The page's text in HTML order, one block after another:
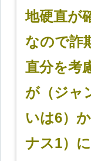
地硬直が
なので詐
直分を考
が（ジャ
いは6）
ナス1）